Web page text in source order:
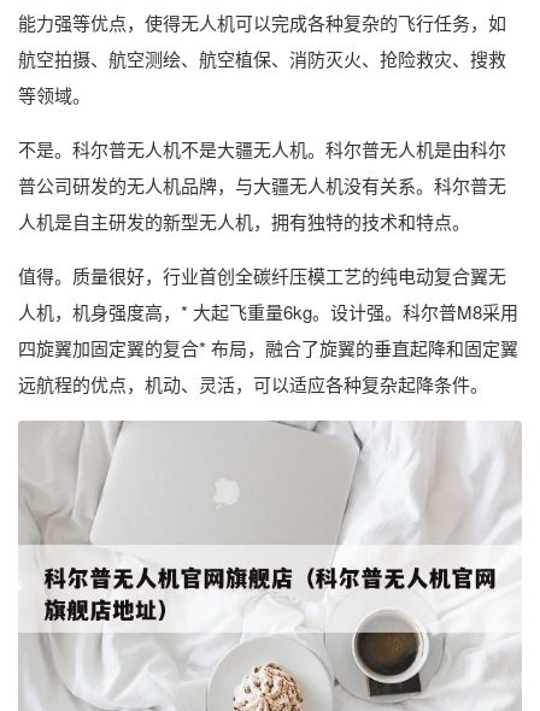
能力强等优点，使得无人机可以完成各种复杂的飞行任务，如
航空拍摄、航空测绘、航空植保、消防灭火、抢险救灾、搜救
等领域。
不是。科尔普无人机不是大疆无人机。科尔普无人机是由科尔
普公司研发的无人机品牌，与大疆无人机没有关系。科尔普无
人机是自主研发的新型无人机，拥有独特的技术和特点。
值得。质量很好，行业首创全碳纤压模工艺的纯电动复合翼无
人机，机身强度高，* 大起飞重量6kg。设计强。科尔普M8采用
四旋翼加固定翼的复合* 布局，融合了旋翼的垂直起降和固定翼
远航程的优点，机动、灵活，可以适应各种复杂起降条件。